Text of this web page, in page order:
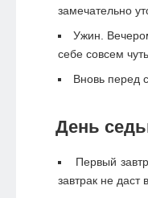
замечательно
Ужин.
себе совсем
Вновь перед
День
Первый
завтрак не